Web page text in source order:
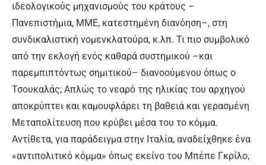
ιδεολογικούς μηχανισμούς του κράτους –
Πανεπιστήμια, ΜΜΕ, κατεστημένη διανόηση–, στη
συνδικαλιστική νομενκλατούρα, κ.λπ. Τι πιο συμβολικό
από την εκλογή ενός καθαρά συστημικού –και
παρεμπιπτόντως σημιτικού– διανοούμενου όπως ο
Τσουκαλάς; Απλώς το νεαρό της ηλικίας του αρχηγού
αποκρύπτει και καμουφλάρει τη βαθειά και γερασμένη
Μεταπολίτευση που κρύβει μέσα του το κόμμα.
Αντίθετα, για παράδειγμα στην Ιταλία, αναδείχθηκε ένα
«αντιπολιτικό κόμμα» όπως εκείνο του Μπέπε Γκρίλο,